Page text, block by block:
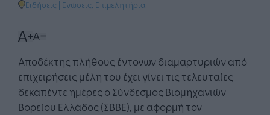
Ειδήσεις | Ενώσεις, Επιμελητήρια
Αποδέκτης πλήθους έντονων διαμαρτυριών από
επιχειρήσεις μέλη του έχει γίνει τις τελευταίες
δεκαπέντε ημέρες ο Σύνδεσμος Βιομηχανιών
Βορείου Ελλάδος (ΣΒΒΕ), με αφορμή τον